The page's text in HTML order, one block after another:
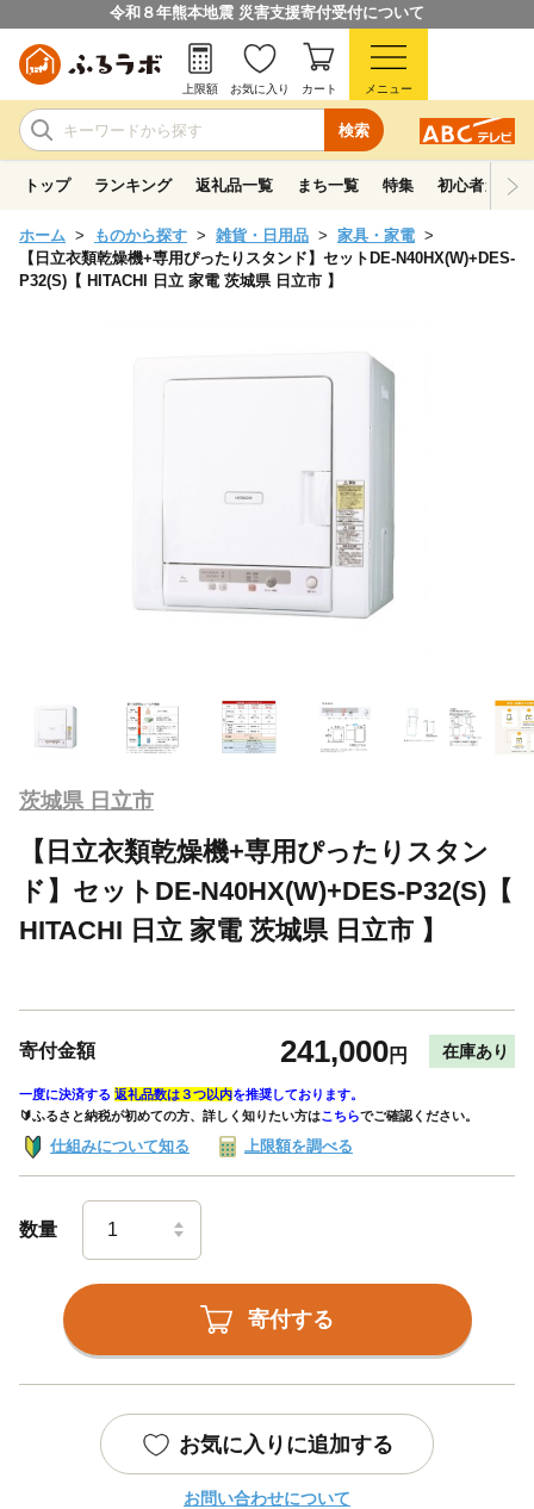
令和８年熊本地震 災害支援寄付受付について
検索
上限額 お気に入り カート メニュー
トップ ランキング 返礼品一覧 まち一覧 特集 初心者ガイド
ホーム ものから探す 雑貨・日用品
家具・家電
【日立衣類乾燥機+専用ぴったりスタンド】セットDE-N40HX(W)+DES-
P32(S)【 HITACHI 日立 家電 茨城県 日立市 】
茨城県 日立市
【日立衣類乾燥機+専用ぴったりスタン
ド】セットDE-N40HX(W)+DES-P32(S)【
HITACHI 日立 家電 茨城県 日立市 】
寄付金額 241,000円 在庫あり
一度に決済する 返礼品数は３つ以内を推奨しております。
🔰ふるさと納税が初めての方、詳しく知りたい方はこちらでご確認ください。
仕組みについて知る 上限額を調べる
数量
寄付する
お気に入りに追加する
お問い合わせについて